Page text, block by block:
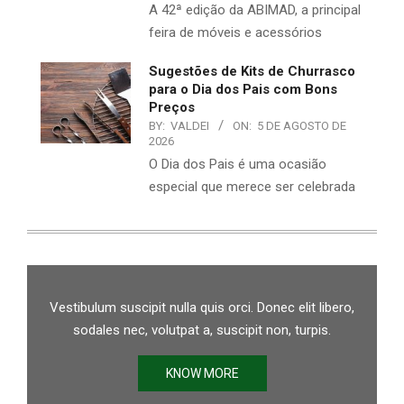
A 42ª edição da ABIMAD, a principal
feira de móveis e acessórios
Sugestões de Kits de Churrasco
para o Dia dos Pais com Bons
Preços
BY: VALDEI ON: 5 DE AGOSTO DE
2026
O Dia dos Pais é uma ocasião
especial que merece ser celebrada
Vestibulum suscipit nulla quis orci. Donec elit libero,
sodales nec, volutpat a, suscipit non, turpis.
KNOW MORE